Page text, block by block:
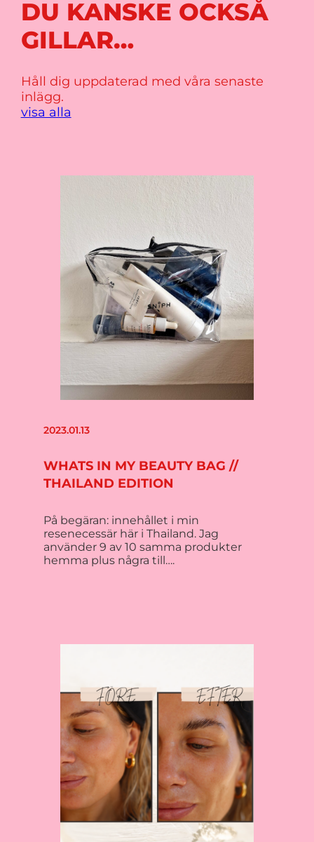
DU KANSKE OCKSÅ
GILLAR…
Håll dig uppdaterad med våra senaste
inlägg.
visa alla
2023.01.13
WHATS IN MY BEAUTY BAG //
THAILAND EDITION
På begäran: innehållet i min
resenecessär här i Thailand. Jag
använder 9 av 10 samma produkter
hemma plus några till….